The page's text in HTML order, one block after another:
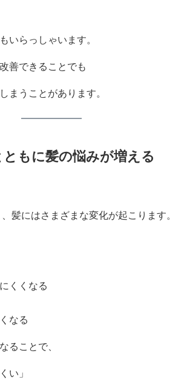
いらっしゃいます。
善できることでも
まうことがあります。
もに髪の悩みが増える
髪にはさまざまな変化が起こります。
くくなる
なる
ることで、
い」